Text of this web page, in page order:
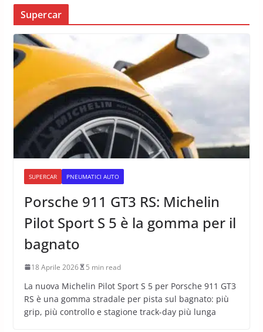
Supercar
SUPERCAR PNEUMATICI AUTO
Porsche 911 GT3 RS: Michelin
Pilot Sport S 5 è la gomma per il
bagnato
18 Aprile 2026 5 min read
La nuova Michelin Pilot Sport S 5 per Porsche 911 GT3
RS è una gomma stradale per pista sul bagnato: più
grip, più controllo e stagione track-day più lunga